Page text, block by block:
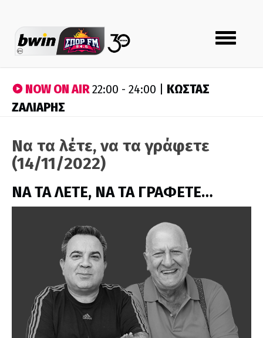
Toggle
navigation
NOW ON AIR22:00 - 24:00 | ΚΩΣΤΑΣ
ΖΑΛΙΑΡΗΣ
Να τα λέτε, να τα γράφετε
(14/11/2022)
ΝΑ ΤΑ ΛΕΤΕ, ΝΑ ΤΑ ΓΡΑΦΕΤΕ…